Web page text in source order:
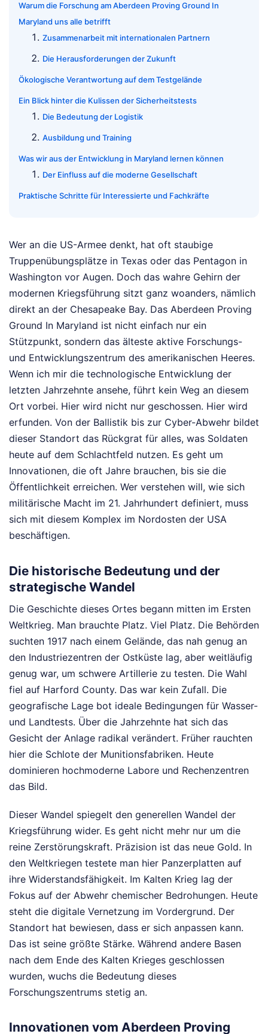
Warum die Forschung am Aberdeen Proving Ground In
Maryland uns alle betrifft
Zusammenarbeit mit internationalen Partnern
Die Herausforderungen der Zukunft
Ökologische Verantwortung auf dem Testgelände
Ein Blick hinter die Kulissen der Sicherheitstests
Die Bedeutung der Logistik
Ausbildung und Training
Was wir aus der Entwicklung in Maryland lernen können
Der Einfluss auf die moderne Gesellschaft
Praktische Schritte für Interessierte und Fachkräfte
Wer an die US-Armee denkt, hat oft staubige
Truppenübungsplätze in Texas oder das Pentagon in
Washington vor Augen. Doch das wahre Gehirn der
modernen Kriegsführung sitzt ganz woanders, nämlich
direkt an der Chesapeake Bay. Das Aberdeen Proving
Ground In Maryland ist nicht einfach nur ein
Stützpunkt, sondern das älteste aktive Forschungs-
und Entwicklungszentrum des amerikanischen Heeres.
Wenn ich mir die technologische Entwicklung der
letzten Jahrzehnte ansehe, führt kein Weg an diesem
Ort vorbei. Hier wird nicht nur geschossen. Hier wird
erfunden. Von der Ballistik bis zur Cyber-Abwehr bildet
dieser Standort das Rückgrat für alles, was Soldaten
heute auf dem Schlachtfeld nutzen. Es geht um
Innovationen, die oft Jahre brauchen, bis sie die
Öffentlichkeit erreichen. Wer verstehen will, wie sich
militärische Macht im 21. Jahrhundert definiert, muss
sich mit diesem Komplex im Nordosten der USA
beschäftigen.
Die historische Bedeutung und der
strategische Wandel
Die Geschichte dieses Ortes begann mitten im Ersten
Weltkrieg. Man brauchte Platz. Viel Platz. Die Behörden
suchten 1917 nach einem Gelände, das nah genug an
den Industriezentren der Ostküste lag, aber weitläufig
genug war, um schwere Artillerie zu testen. Die Wahl
fiel auf Harford County. Das war kein Zufall. Die
geografische Lage bot ideale Bedingungen für Wasser-
und Landtests. Über die Jahrzehnte hat sich das
Gesicht der Anlage radikal verändert. Früher rauchten
hier die Schlote der Munitionsfabriken. Heute
dominieren hochmoderne Labore und Rechenzentren
das Bild.
Dieser Wandel spiegelt den generellen Wandel der
Kriegsführung wider. Es geht nicht mehr nur um die
reine Zerstörungskraft. Präzision ist das neue Gold. In
den Weltkriegen testete man hier Panzerplatten auf
ihre Widerstandsfähigkeit. Im Kalten Krieg lag der
Fokus auf der Abwehr chemischer Bedrohungen. Heute
steht die digitale Vernetzung im Vordergrund. Der
Standort hat bewiesen, dass er sich anpassen kann.
Das ist seine größte Stärke. Während andere Basen
nach dem Ende des Kalten Krieges geschlossen
wurden, wuchs die Bedeutung dieses
Forschungszentrums stetig an.
Innovationen vom Aberdeen Proving